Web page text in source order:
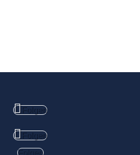
Folgen
Folgen
Folgen